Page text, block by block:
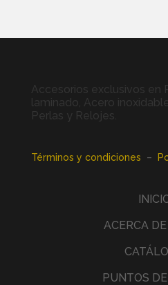
Accesorios exclusivos en
laminado, Acero
Perlas y Relojes.
Términos y condiciones –
ACERCA
PUNTOS